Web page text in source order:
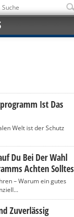
Ist Das
Welt ist der Schutz
Du Bei Der Wahl
Achten
– Warum ein gutes
Zuverlässig